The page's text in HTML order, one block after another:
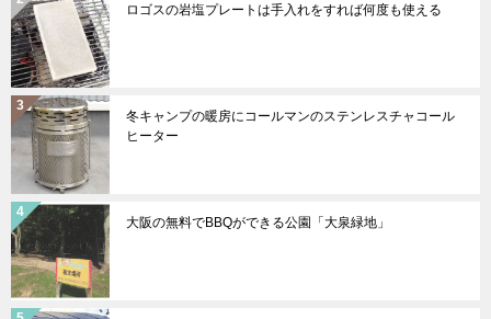
ロゴスの岩塩プレートは手入れをすれば何度も使える
冬キャンプの暖房にコールマンのステンレスチャコール
ヒーター
大阪の無料でBBQができる公園「大泉緑地」